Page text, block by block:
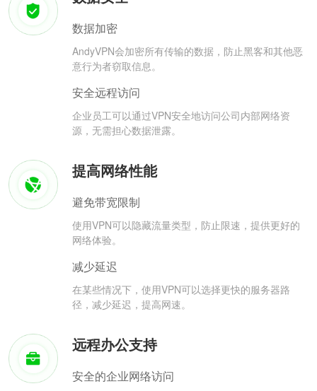
数据加密
AndyVPN会加密所有传输的数据，防止黑客和其他恶
意行为者窃取信息。
安全远程访问
企业员工可以通过VPN安全地访问公司内部网络资
源，无需担心数据泄露。
提高网络性能
避免带宽限制
使用VPN可以隐藏流量类型，防止限速，提供更好的
网络体验。
减少延迟
在某些情况下，使用VPN可以选择更快的服务器路
径，减少延迟，提高网速。
远程办公支持
安全的企业网络访问